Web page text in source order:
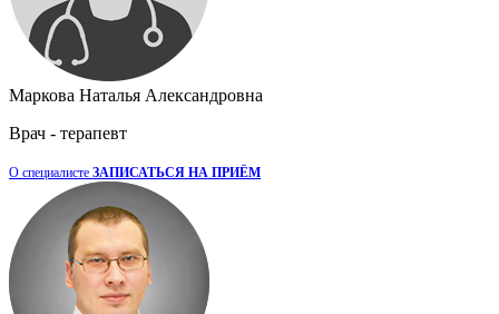
Маркова Наталья Александровна
Врач - терапевт
О специалисте ЗАПИСАТЬСЯ НА ПРИЁМ